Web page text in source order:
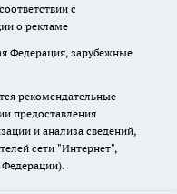
с
о рекламе
Федерация, зарубежные
рекомендательные
предоставления
и анализа сведений,
сети "Интернет",